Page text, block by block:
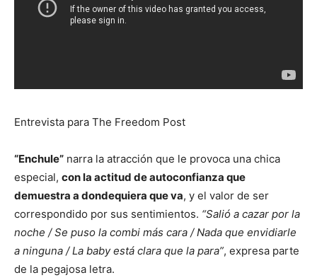
Entrevista para The Freedom Post
“Enchule” narra la atracción que le provoca una chica
especial, con la actitud de autoconfianza que
demuestra a dondequiera que va, y el valor de ser
correspondido por sus sentimientos. “Salió a cazar por la
noche / Se puso la combi más cara / Nada que envidiarle
a ninguna / La baby está clara que la para”, expresa parte
de la pegajosa letra.